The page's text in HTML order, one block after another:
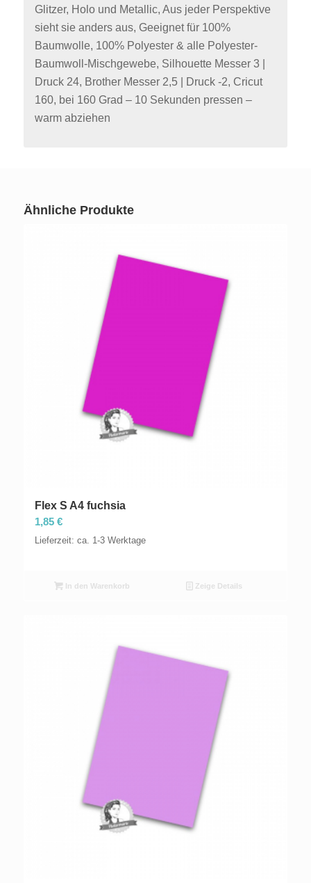
Glitzer, Holo und Metallic, Aus jeder Perspektive
sieht sie anders aus, Geeignet für 100%
Baumwolle, 100% Polyester & alle Polyester-
Baumwoll-Mischgewebe, Silhouette Messer 3 |
Druck 24, Brother Messer 2,5 | Druck -2, Cricut
160, bei 160 Grad – 10 Sekunden pressen –
warm abziehen
Ähnliche Produkte
Flex S A4 fuchsia
1,85 €
Lieferzeit: ca. 1-3 Werktage
In den Warenkorb Zeige Details